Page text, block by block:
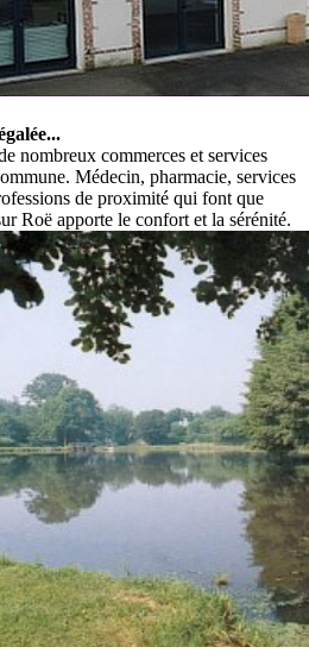
nombreux commerces et services
Médecin, pharmacie, services
de proximité qui font que
Roë apporte le confort et la sérénité.